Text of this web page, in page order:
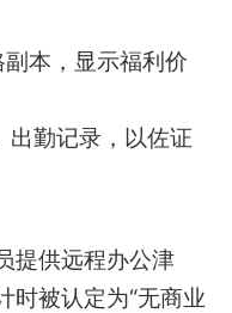
副本，显示福利价
出勤记录，以佐证
提供远程办公津
时被认定为“无商业